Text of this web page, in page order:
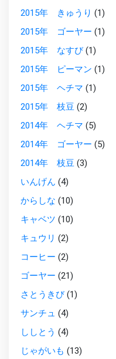
2015年 きゅうり (1)
2015年 ゴーヤー (1)
2015年 なすび(1)
2015年 ピーマン (1)
2015年 ヘチマ (1)
2015年 枝豆 (2)
2014年 ヘチマ (5)
2014年 ゴーヤー (5)
2014年 枝豆 (3)
いんげん (4)
からしな (10)
キャベツ (10)
キュウリ (2)
コーヒー (2)
ゴーヤー (21)
さとうきび(1)
サンチュ (4)
ししとう (4)
じゃがいも (13)